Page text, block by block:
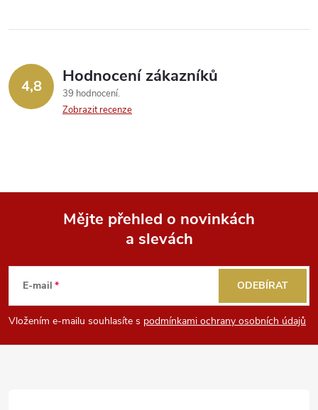
r
v
k
p
s
4,8 Hodnocení zákazníků
39 hodnocení
Zobrazit recenze
p
Mějte přehled o novinkách
a slevách
E-mail
Vložením e-mailu souhlasíte s podmínkami ochrany osobních údajů
ODEBÍRAT